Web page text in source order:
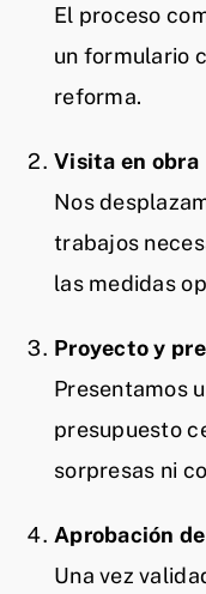
El proceso
un formulario
reforma.
Visita en obra
Nos
trabajos
las medidas
Proyecto y
Presentamos
presupuesto
sorpresas ni
Aprobación
Una vez